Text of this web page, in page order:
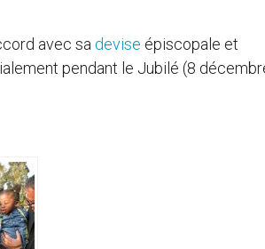
avec sa devise épiscopale et
pendant le Jubilé (8